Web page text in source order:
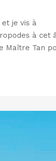
et je vis à
à cet
Maître Tan